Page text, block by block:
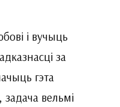
і вучыць
за
гэта
вельмі